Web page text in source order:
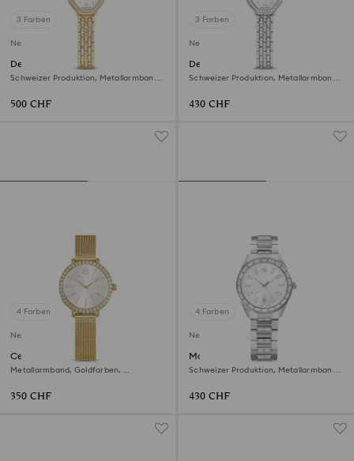
3 Farben
Neu
Dextera octagon Uhr
Schweizer Produktion, Metallarmband,
500 CHF
3 Farben
Neu
Dextera octagon Uhr
Schweizer Produktion, Metallarmband,
430 CHF
4 Farben
Neu
Certa Uhr
Metallarmband, Goldfarben,
350 CHF
4 Farben
Neu
Matrix date Uhr
Schweizer Produktion, Metallarmband,
430 CHF